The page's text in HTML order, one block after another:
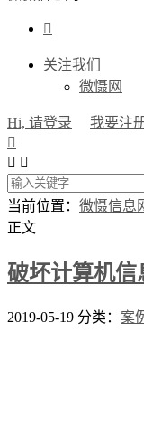

关注我们
微慑网
Hi, 请登录 我要注

 
当前位置： 微慑信息
正文
破坏计算机信
2019-05-19 分类： 案